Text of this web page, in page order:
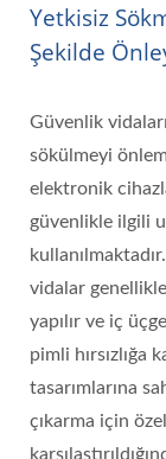
Yetkisiz
Şekilde
Güvenlik
sökülmeyi
elektronik
güvenlikle ilgili
vidalar
yapılır ve iç
pimli hırsızlığa
tasarımlarına
çıkarma için